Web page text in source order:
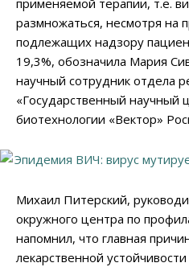
размножаться, несмотря на
подлежащих надзору
19,3%, обозначила Мария
научный сотрудник отдела
«Государственный научный
биотехнологии «Вектор»
Михаил Питерский,
окружного центра по
напомнил, что главная
лекарственной